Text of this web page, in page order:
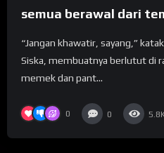
semua berawal dari
“Jangan khawatir, sayang,”
Siska, membuatnya berlutut di
memek dan pant...
0 0